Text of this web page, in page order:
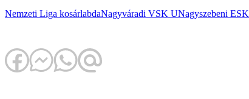
Nemzeti Liga kosárlabdaNagyváradi VSK UNagyszebeni ESK